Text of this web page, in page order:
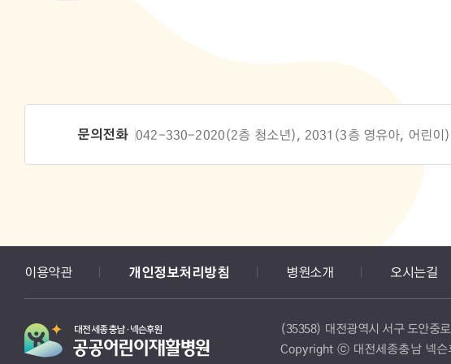
문의전화 042-330-2020(2층 청소년), 2031(3층 영유아, 어린이)
이용약관 개인정보처리방침 병원소개 오시는길
(35358) 대전광역시 서구 도안중
Copyright ⓒ 대전세종충남 넥슨